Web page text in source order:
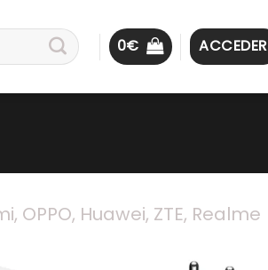
0€ ACCEDER
Huawei, ZTE, Realme